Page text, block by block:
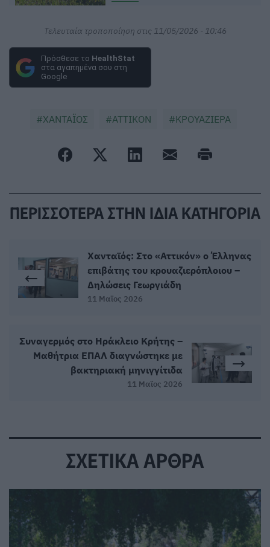
Τελευταία τροποποίηση στις 11/05/2026 - 10:46
Πρόσθεσε το HealthStat
στα αγαπημένα σου στη
Google
ΧΑΝΤΑΪΟΣ ΑΤΤΙΚΟΝ ΚΡΟΥΑΖΙΕΡΑ
ΠΕΡΙΣΣΟΤΕΡΑ ΣΤΗΝ ΙΔΙΑ ΚΑΤΗΓΟΡΙΑ
Χανταϊός: Στο «Αττικόν» ο Έλληνας
επιβάτης του κρουαζιερόπλοιου –
Δηλώσεις Γεωργιάδη
11 Μαϊος 2026
Συναγερμός στο Ηράκλειο Κρήτης –
Μαθήτρια ΕΠΑΛ διαγνώστηκε με
βακτηριακή μηνιγγίτιδα
11 Μαϊος 2026
ΣΧΕΤΙΚΑ ΑΡΘΡΑ